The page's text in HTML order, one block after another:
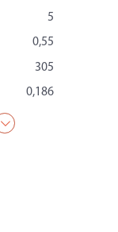
5
0,55
305
0,186